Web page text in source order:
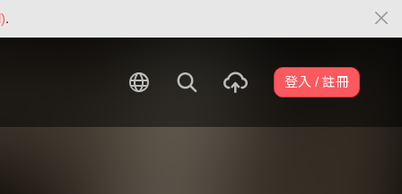
.
登入 / 註冊